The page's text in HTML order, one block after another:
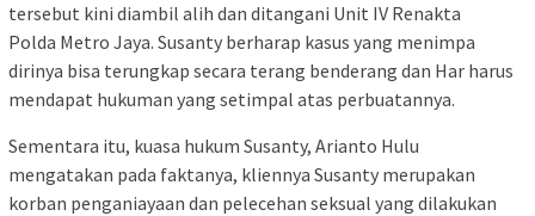
tersebut kini diambil alih dan ditangani Unit IV Renakta
Polda Metro Jaya. Susanty berharap kasus yang menimpa
dirinya bisa terungkap secara terang benderang dan Har harus
mendapat hukuman yang setimpal atas perbuatannya.
Sementara itu, kuasa hukum Susanty, Arianto Hulu
mengatakan pada faktanya, kliennya Susanty merupakan
korban penganiayaan dan pelecehan seksual yang dilakukan